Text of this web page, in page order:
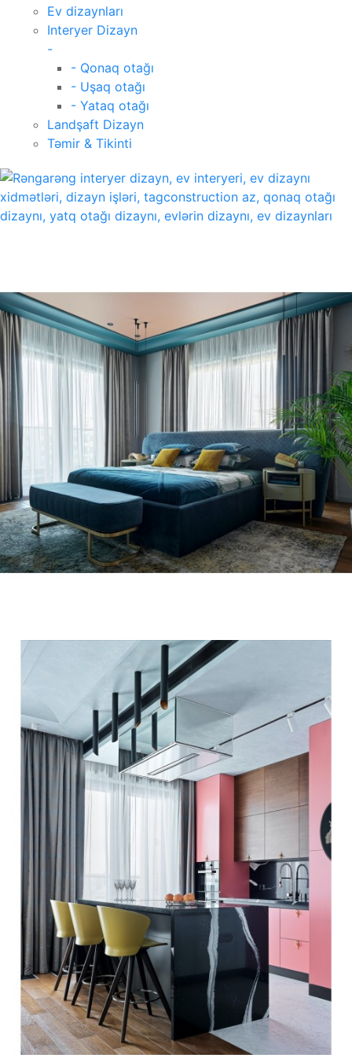
Ev dizaynları
Interyer Dizayn
-
- Qonaq otağı
- Uşaq otağı
- Yataq otağı
Landşaft Dizayn
Təmir & Tikinti